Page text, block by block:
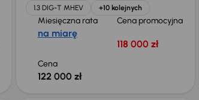
1.3 DIG-T MHEV
+10 kolejnych
Miesięczna rata
na miarę
Cena promocyjna
118 000 zł
Cena
122 000 zł